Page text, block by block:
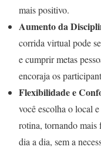
mais positivo.
Aumento da
corrida virtual pode
e cumprir metas
encoraja os
Flexibilidade e
você escolha o local
rotina, tornando mais
dia a dia, sem a